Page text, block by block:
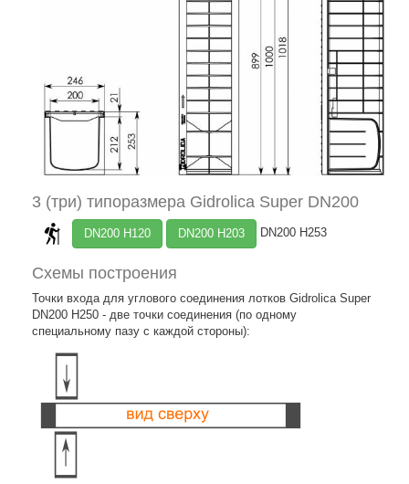
3 (три) типоразмера Gidrolica Super DN200
DN200 H120 DN200 H203 DN200 H253
Схемы построения
Точки входа для углового соединения лотков Gidrolica Super
DN200 H250 - две точки соединения (по одному
специальному пазу с каждой стороны):